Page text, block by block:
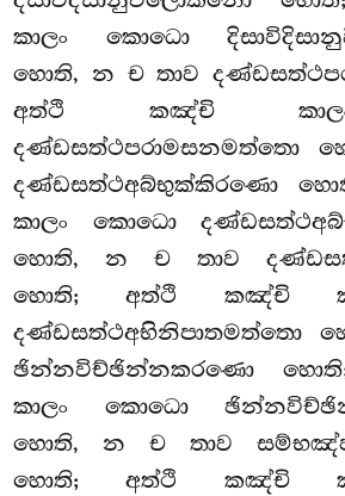
කාලං කොධො
හොති, න ච තාව
අත්ථි කඤ්චි
දණ්ඩසත්ථපරාමසනමත්තො
දණ්ඩසත්ථඅබ්භුක්කිරණො
කාලං කොධො
හොති, න ච තාව
හොති; අත්ථි කඤ්චි
දණ්ඩසත්ථඅභිනිපාතමත්තො
ඡින්නවිච්ඡින්නකරණො
කාලං කොධො
හොති, න ච තාව
හොති; අත්ථි කඤ්චි